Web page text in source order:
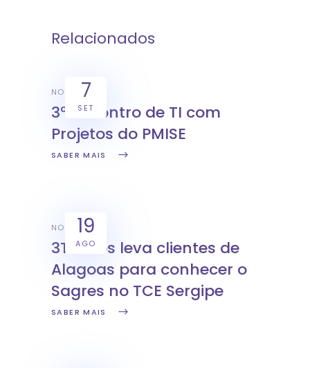
Relacionados
7
SET
NOTÍCIAS
3º Encontro de TI com
Projetos do PMISE
SABER MAIS
19
AGO
NOTÍCIAS
3Tecnos leva clientes de
Alagoas para conhecer o
Sagres no TCE Sergipe
SABER MAIS